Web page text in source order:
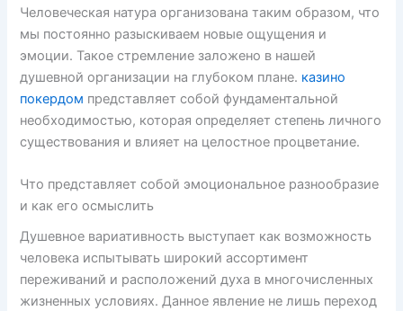
Человеческая натура организована таким образом, что
мы постоянно разыскиваем новые ощущения и
эмоции. Такое стремление заложено в нашей
душевной организации на глубоком плане. казино
покердом представляет собой фундаментальной
необходимостью, которая определяет степень личного
существования и влияет на целостное процветание.
Что представляет собой эмоциональное разнообразие
и как его осмыслить
Душевное вариативность выступает как возможность
человека испытывать широкий ассортимент
переживаний и расположений духа в многочисленных
жизненных условиях. Данное явление не лишь переход